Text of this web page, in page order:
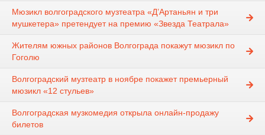
Мюзикл волгоградского музтеатра «Д’Артаньян и три
мушкетера» претендует на премию «Звезда Театрала»
Жителям южных районов Волгограда покажут мюзикл по
Гоголю
Волгоградский музтеатр в ноябре покажет премьерный
мюзикл «12 стульев»
Волгоградская музкомедия открыла онлайн-продажу
билетов